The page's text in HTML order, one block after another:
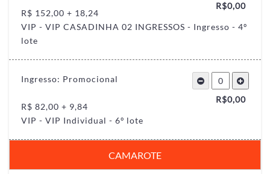
R$0,00
R$ 152,00 + 18,24
VIP - VIP CASADINHA 02 INGRESSOS - Ingresso - 4º
lote
R$0,00
Ingresso: Promocional
R$ 82,00 + 9,84
VIP - VIP Individual - 6º lote
CAMAROTE